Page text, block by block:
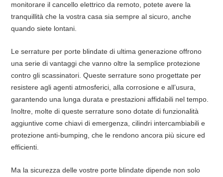
monitorare il cancello elettrico da remoto, potete avere la
tranquillità che la vostra casa sia sempre al sicuro, anche
quando siete lontani.
Le serrature per porte blindate di ultima generazione offrono
una serie di vantaggi che vanno oltre la semplice protezione
contro gli scassinatori. Queste serrature sono progettate per
resistere agli agenti atmosferici, alla corrosione e all’usura,
garantendo una lunga durata e prestazioni affidabili nel tempo.
Inoltre, molte di queste serrature sono dotate di funzionalità
aggiuntive come chiavi di emergenza, cilindri intercambiabili e
protezione anti-bumping, che le rendono ancora più sicure ed
efficienti.
Ma la sicurezza delle vostre porte blindate dipende non solo